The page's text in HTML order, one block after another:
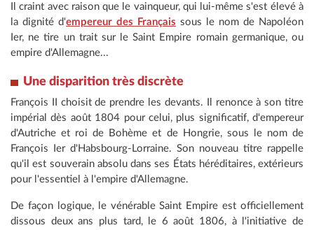
Il craint avec raison que le vainqueur, qui lui-même s'est élevé à
la dignité d'empereur des Français sous le nom de Napoléon
Ier, ne tire un trait sur le Saint Empire romain germanique, ou
empire d'Allemagne...
Une disparition très discrète
François II choisit de prendre les devants. Il renonce à son titre
impérial dès août 1804 pour celui, plus significatif, d'empereur
d'Autriche et roi de Bohème et de Hongrie, sous le nom de
François Ier d'Habsbourg-Lorraine. Son nouveau titre rappelle
qu'il est souverain absolu dans ses États héréditaires, extérieurs
pour l'essentiel à l'empire d'Allemagne.
De façon logique, le vénérable Saint Empire est officiellement
dissous deux ans plus tard, le 6 août 1806, à l'initiative de